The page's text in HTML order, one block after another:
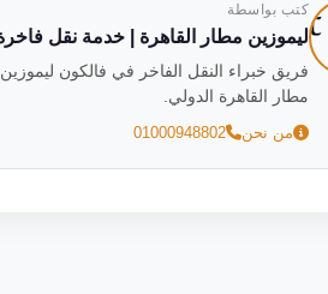
كتب بواسطة
ليموزين مطار القاهرة | خدمة نقل فاخرة
مطار القاهرة الدولي.
من نحن
01000948802